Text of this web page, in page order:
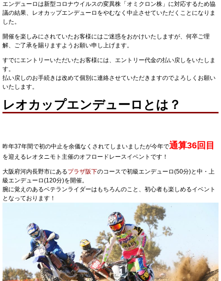
エンデューロは新型コロナウイルスの変異株「オミクロン株」に対応するため協
議の結果、レオカップエンデューロをやむなく中止させていただくことになりま
した。
開催を楽しみにされていたお客様にはご迷惑をおかけいたしますが、何卒ご理
解、ご了承を賜りますようお願い申し上げます。
すでにエントリーいただいたお客様には、エントリー代金の払い戻しをいたしま
す。
払い戻しのお手続きは改めて個別に連絡させていただきますのでよろしくお願い
いたします。
レオカップエンデューロとは？
昨年37年間で初の中止を余儀なくされてしまいましたが今年で通算36回目
を迎えるレオタニモト主催のオフロードレースイベントです！
大阪府河内長野市にあるプラザ阪下のコースで初級エンデューロ(50分)と中・上
級エンデューロ(120分)を開催。
腕に覚えのあるベテランライダーはもちろんのこと、初心者も楽しめるイベント
となっております！